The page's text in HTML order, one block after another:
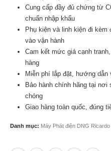
Cung cấp đầy đủ chứng từ
chuẩn nhập khẩu
Phụ kiện và linh kiện đi kèm
vào vận hành
Cam kết mức giá cạnh
hàng
Miễn phí lắp đặt, hướng
Bảo hành chính hãng tại
chóng
Giao hàng toàn quốc, đúng
Danh mục: Máy Phát điện DNG Ricardo